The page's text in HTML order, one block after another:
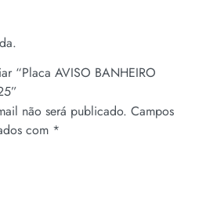
“Placa AVISO BANHEIRO
não será publicado. Campos
com *